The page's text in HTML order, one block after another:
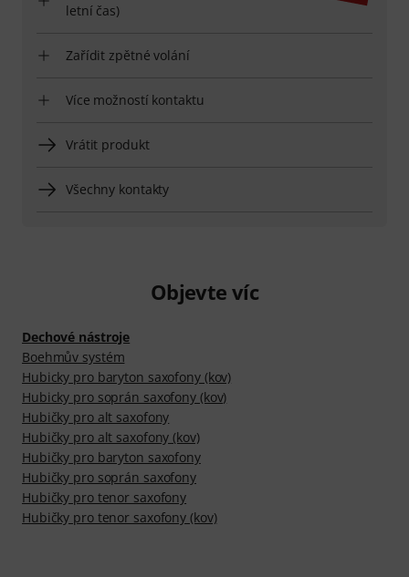
letní čas)
Zařídit zpětné volání
Více možností kontaktu
Vrátit produkt
Všechny kontakty
Objevte víc
Dechové nástroje
Boehmův systém
Hubicky pro baryton saxofony (kov)
Hubicky pro soprán saxofony (kov)
Hubičky pro alt saxofony
Hubičky pro alt saxofony (kov)
Hubičky pro baryton saxofony
Hubičky pro soprán saxofony
Hubičky pro tenor saxofony
Hubičky pro tenor saxofony (kov)